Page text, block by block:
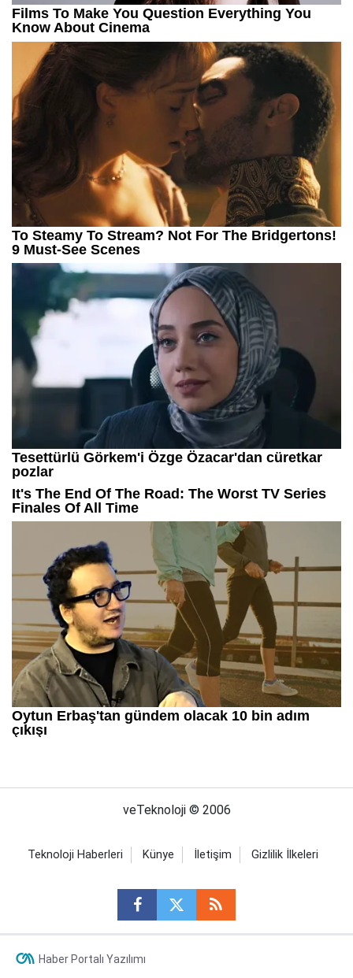
veTeknoloji © 2006
Teknoloji Haberleri Künye İletişim Gizlilik İlkeleri
Haber Portalı Yazılımı